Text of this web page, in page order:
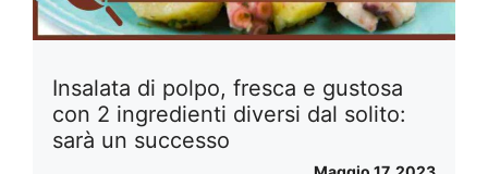
Insalata di polpo, fresca e gustosa
con 2 ingredienti diversi dal solito:
sarà un successo